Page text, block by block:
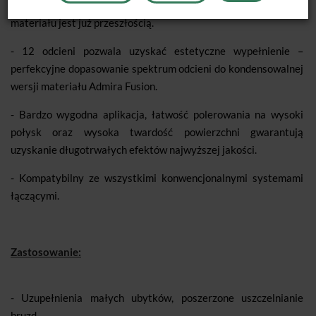
perfekcyjnie dokładną aplikację. Niezamierzona utrata
materiału jest już przeszłością.
- 12 odcieni pozwala uzyskać estetyczne wypełnienie –
perfekcyjne dopasowanie spektrum odcieni do kondensowalnej
wersji materiału Admira Fusion.
- Bardzo wygodna aplikacja, łatwość polerowania na wysoki
połysk oraz wysoka twardość powierzchni gwarantują
uzyskanie długotrwałych efektów najwyższej jakości.
- Kompatybilny ze wszystkimi konwencjonalnymi systemami
łączącymi.
Zastosowanie:
- Uzupełnienia małych ubytków, poszerzone uszczelnianie